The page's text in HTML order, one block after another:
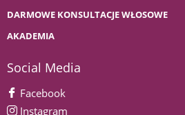
DARMOWE KONSULTACJE WŁOSOWE
AKADEMIA
Social Media
Facebook
Instagram